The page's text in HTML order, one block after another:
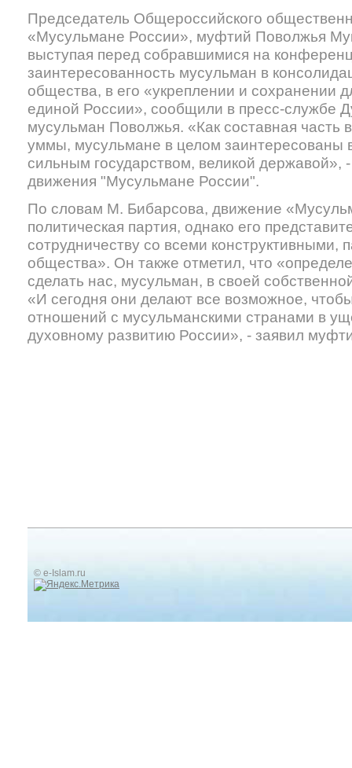
Председатель Общероссийского
«Мусульмане России», муфтий Поволжья
выступая перед собравшимися на
заинтересованность мусульман в
общества, в его «укреплении и сохранении
единой России», сообщили в пресс-службе
мусульман Поволжья. «Как составная часть
уммы, мусульмане в целом заинтересованы
сильным государством, великой державой»,
движения "Мусульмане России".
По словам М. Бибарсова, движение
политическая партия, однако его
сотрудничеству со всеми конструктивными,
общества». Он также отметил, что
сделать нас, мусульман, в своей
«И сегодня они делают все возможное,
отношений с мусульманскими странами в
духовному развитию России», - заявил
© e-Islam.ru